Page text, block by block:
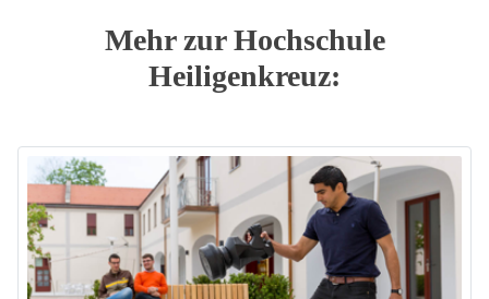
Mehr zur Hochschule
Heiligenkreuz: